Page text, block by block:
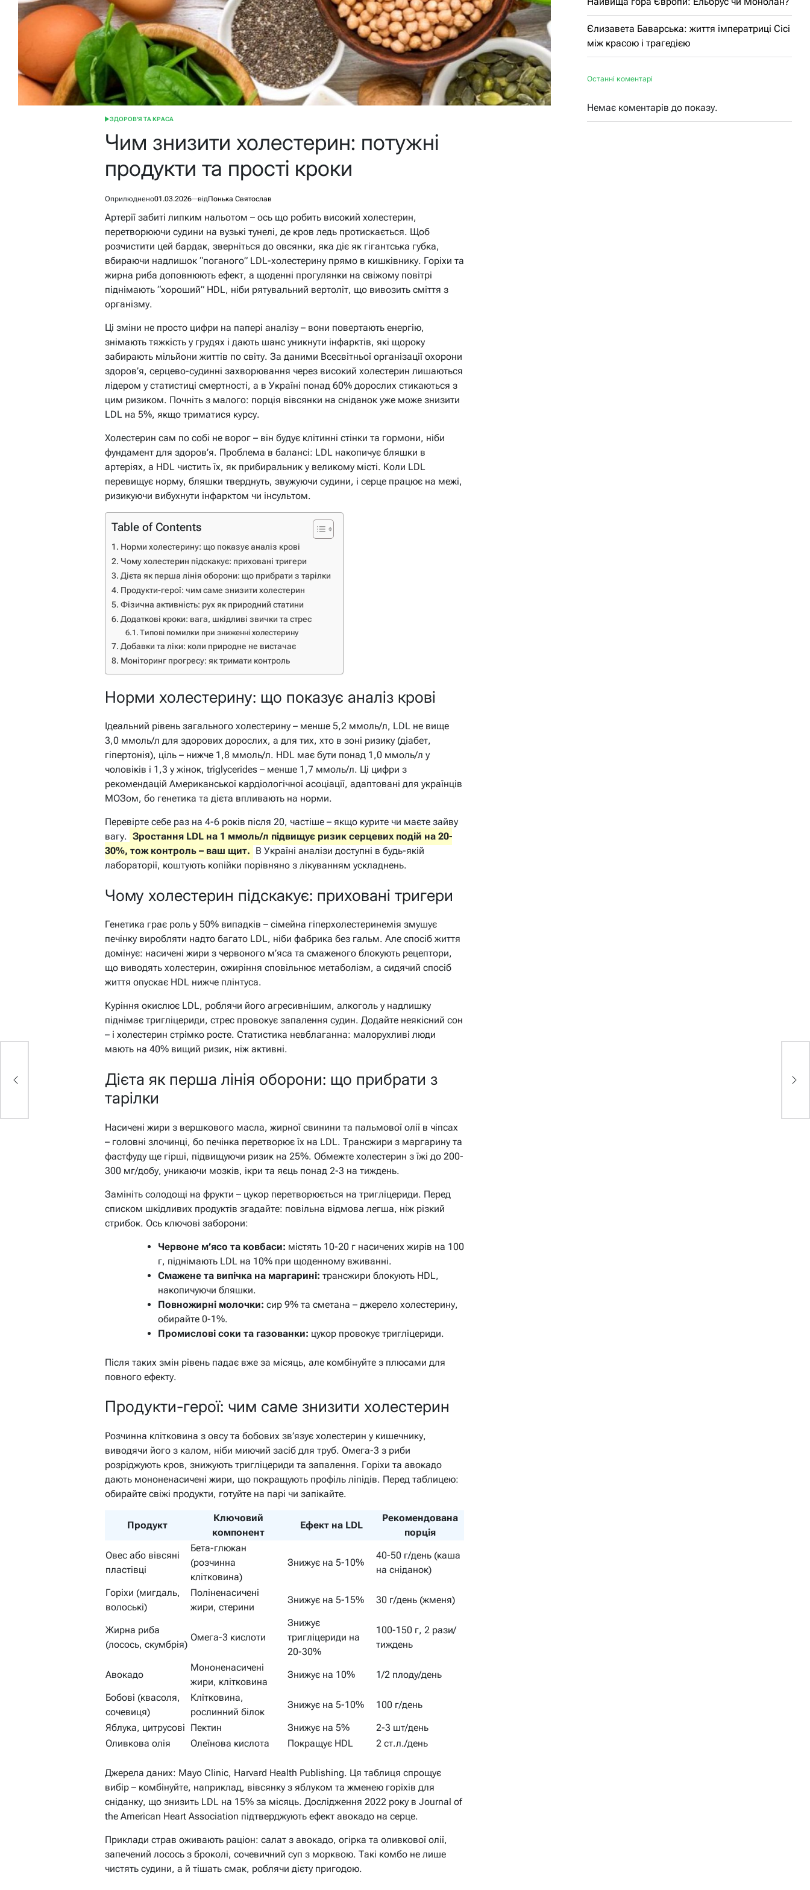
ОПУБЛІКУВАТИ
ЗДОРОВ'Я ТА КРАСА
Чим знизити холестерин: потужні
продукти та прості кроки
Оприлюднено01.03.2026 відПонька Святослав
Артерії забиті липким нальотом – ось що робить високий холестерин,
перетворюючи судини на вузькі тунелі, де кров ледь протискається. Щоб
розчистити цей бардак, зверніться до овсянки, яка діє як гігантська губка,
вбираючи надлишок “поганого” LDL-холестерину прямо в кишківнику. Горіхи та
жирна риба доповнюють ефект, а щоденні прогулянки на свіжому повітрі
піднімають “хороший” HDL, ніби рятувальний вертоліт, що вивозить сміття з
організму.
Ці зміни не просто цифри на папері аналізу – вони повертають енергію,
знімають тяжкість у грудях і дають шанс уникнути інфарктів, які щороку
забирають мільйони життів по світу. За даними Всесвітньої організації охорони
здоров’я, серцево-судинні захворювання через високий холестерин лишаються
лідером у статистиці смертності, а в Україні понад 60% дорослих стикаються з
цим ризиком. Почніть з малого: порція вівсянки на сніданок уже може знизити
LDL на 5%, якщо триматися курсу.
Холестерин сам по собі не ворог – він будує клітинні стінки та гормони, ніби
фундамент для здоров’я. Проблема в балансі: LDL накопичує бляшки в
артеріях, а HDL чистить їх, як прибиральник у великому місті. Коли LDL
перевищує норму, бляшки тверднуть, звужуючи судини, і серце працює на межі,
ризикуючи вибухнути інфарктом чи інсультом.
Table of Contents
Норми холестерину: що показує аналіз крові
Чому холестерин підскакує: приховані тригери
Дієта як перша лінія оборони: що прибрати з тарілки
Продукти-герої: чим саме знизити холестерин
Фізична активність: рух як природний статини
Додаткові кроки: вага, шкідливі звички та стрес
Типові помилки при зниженні холестерину
Добавки та ліки: коли природне не вистачає
Моніторинг прогресу: як тримати контроль
Норми холестерину: що показує аналіз крові
Ідеальний рівень загального холестерину – менше 5,2 ммоль/л, LDL не вище
3,0 ммоль/л для здорових дорослих, а для тих, хто в зоні ризику (діабет,
гіпертонія), ціль – нижче 1,8 ммоль/л. HDL має бути понад 1,0 ммоль/л у
чоловіків і 1,3 у жінок, triglycerides – менше 1,7 ммоль/л. Ці цифри з
рекомендацій Американської кардіологічної асоціації, адаптовані для українців
МОЗом, бо генетика та дієта впливають на норми.
Перевірте себе раз на 4-6 років після 20, частіше – якщо курите чи маєте зайву
вагу. Зростання LDL на 1 ммоль/л підвищує ризик серцевих подій на 20-
30%, тож контроль – ваш щит. В Україні аналізи доступні в будь-якій
лабораторії, коштують копійки порівняно з лікуванням ускладнень.
Чому холестерин підскакує: приховані тригери
Генетика грає роль у 50% випадків – сімейна гіперхолестеринемія змушує
печінку виробляти надто багато LDL, ніби фабрика без гальм. Але спосіб життя
домінує: насичені жири з червоного м’яса та смаженого блокують рецептори,
що виводять холестерин, ожиріння сповільнює метаболізм, а сидячий спосіб
життя опускає HDL нижче плінтуса.
Куріння окислює LDL, роблячи його агресивнішим, алкоголь у надлишку
піднімає тригліцериди, стрес провокує запалення судин. Додайте неякісний сон
– і холестерин стрімко росте. Статистика невблаганна: малорухливі люди
мають на 40% вищий ризик, ніж активні.
Дієта як перша лінія оборони: що прибрати з
тарілки
Насичені жири з вершкового масла, жирної свинини та пальмової олії в чіпсах
– головні злочинці, бо печінка перетворює їх на LDL. Трансжири з маргарину та
фастфуду ще гірші, підвищуючи ризик на 25%. Обмежте холестерин з їжі до 200-
300 мг/добу, уникаючи мозків, ікри та яєць понад 2-3 на тиждень.
Замініть солодощі на фрукти – цукор перетворюється на тригліцериди. Перед
списком шкідливих продуктів згадайте: повільна відмова легша, ніж різкий
стрибок. Ось ключові заборони:
Червоне м’ясо та ковбаси: містять 10-20 г насичених жирів на 100
г, піднімають LDL на 10% при щоденному вживанні.
Смажене та випічка на маргарині: трансжири блокують HDL,
накопичуючи бляшки.
Повножирні молочки: сир 9% та сметана – джерело холестерину,
обирайте 0-1%.
Промислові соки та газованки: цукор провокує тригліцериди.
Після таких змін рівень падає вже за місяць, але комбінуйте з плюсами для
повного ефекту.
Продукти-герої: чим саме знизити холестерин
Розчинна клітковина з овсу та бобових зв’язує холестерин у кишечнику,
виводячи його з калом, ніби миючий засіб для труб. Омега-3 з риби
розріджують кров, знижують тригліцериди та запалення. Горіхи та авокадо
дають мононенасичені жири, що покращують профіль ліпідів. Перед таблицею:
обирайте свіжі продукти, готуйте на парі чи запікайте.
Продукт
Ключовий
компонент
Ефект на LDL
Рекомендована
порція
Овес або вівсяні
пластівці
Бета-глюкан
(розчинна
клітковина)
Знижує на 5-10%
40-50 г/день (каша
на сніданок)
Горіхи (мигдаль,
волоські)
Поліненасичені
жири, стерини
Знижує на 5-15% 30 г/день (жменя)
Жирна риба
(лосось, скумбрія)
Омега-3 кислоти
Знижує
тригліцериди на
20-30%
100-150 г, 2 рази/
тиждень
Авокадо
Мононенасичені
жири, клітковина
Знижує на 10%
1/2 плоду/день
Бобові (квасоля,
сочевиця)
Клітковина,
рослинний білок
Знижує на 5-10%
100 г/день
Яблука, цитрусові Пектин Знижує на 5%
2-3 шт/день
Оливкова олія
Олеїнова кислота Покращує HDL 2 ст.л./день
Джерела даних: Mayo Clinic, Harvard Health Publishing. Ця таблиця спрощує
вибір – комбінуйте, наприклад, вівсянку з яблуком та жменею горіхів для
сніданку, що знизить LDL на 15% за місяць. Дослідження 2022 року в Journal of
the American Heart Association підтверджують ефект авокадо на серце.
Приклади страв оживають раціон: салат з авокадо, огірка та оливкової олії,
запечений лосось з броколі, сочевичний суп з морквою. Такі комбо не лише
чистять судини, а й тішать смак, роблячи дієту пригодою.
Єлизавета Баварська: життя імператриці Сісі
між красою і трагедією
Останні коментарі
Немає коментарів до показу.